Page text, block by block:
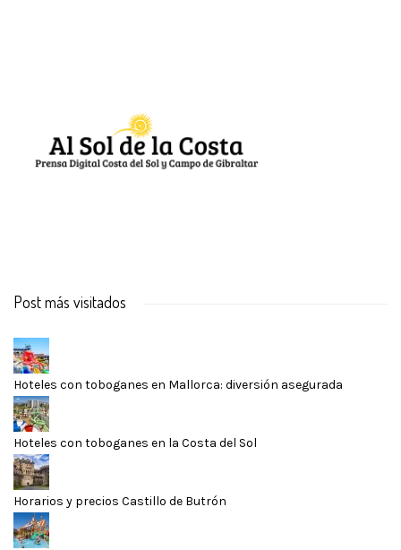
Post más visitados
Hoteles con toboganes en Mallorca: diversión asegurada
Hoteles con toboganes en la Costa del Sol
Horarios y precios Castillo de Butrón